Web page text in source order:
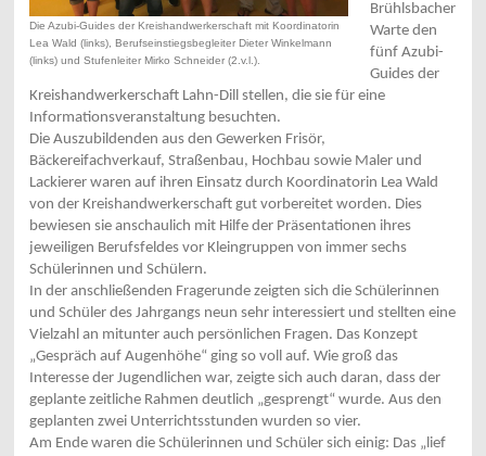
Die Azubi-Guides der Kreishandwerkerschaft mit Koordinatorin
Lea Wald (links), Berufseinstiegsbegleiter Dieter Winkelmann
(links) und Stufenleiter Mirko Schneider (2.v.l.).
Brühlsbacher
Warte den
fünf Azubi-
Guides der
Kreishandwerkerschaft Lahn-Dill stellen, die sie für eine
Informationsveranstaltung besuchten.
Die Auszubildenden aus den Gewerken Frisör,
Bäckereifachverkauf, Straßenbau, Hochbau sowie Maler und
Lackierer waren auf ihren Einsatz durch Koordinatorin Lea Wald
von der Kreishandwerkerschaft gut vorbereitet worden. Dies
bewiesen sie anschaulich mit Hilfe der Präsentationen ihres
jeweiligen Berufsfeldes vor Kleingruppen von immer sechs
Schülerinnen und Schülern.
In der anschließenden Fragerunde zeigten sich die Schülerinnen
und Schüler des Jahrgangs neun sehr interessiert und stellten eine
Vielzahl an mitunter auch persönlichen Fragen. Das Konzept
„Gespräch auf Augenhöhe“ ging so voll auf. Wie groß das
Interesse der Jugendlichen war, zeigte sich auch daran, dass der
geplante zeitliche Rahmen deutlich „gesprengt“ wurde. Aus den
geplanten zwei Unterrichtsstunden wurden so vier.
Am Ende waren die Schülerinnen und Schüler sich einig: Das „lief